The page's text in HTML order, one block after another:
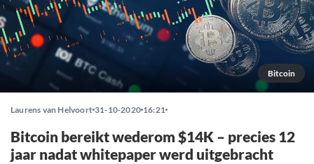
Bitcoin
Laurens van Helvoort 31-10-2020 16:21
Bitcoin bereikt wederom $14K – precies 12
jaar nadat whitepaper werd uitgebracht